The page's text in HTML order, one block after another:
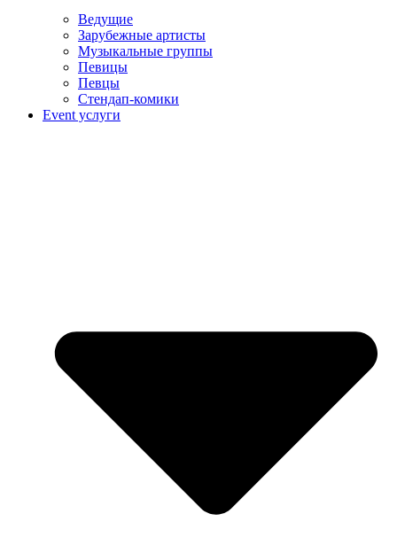
Ведущие
Зарубежные артисты
Музыкальные группы
Певицы
Певцы
Стендап-комики
Event услуги